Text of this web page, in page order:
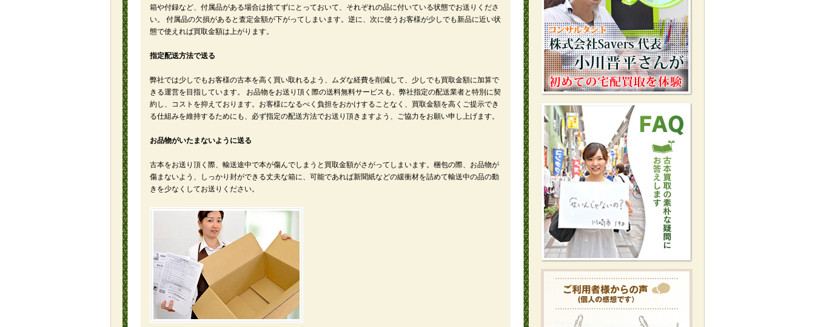
箱や付録など、付属品がある場合は捨てずにとっておいて、それぞれの品に付いている状態でお送りくださ
い。 付属品の欠損があると査定金額が下がってしまいます。逆に、次に使うお客様が少しでも新品に近い状
態で使えれば買取金額は上がります。
指定配送方法で送る
弊社では少しでもお客様の古本を高く買い取れるよう、ムダな経費を削減して、少しでも買取金額に加算で
きる運営を目指しています。 お品物をお送り頂く際の送料無料サービスも、弊社指定の配送業者と特別に契
約し、コストを抑えております。お客様になるべく負担をおかけすることなく、買取金額を高くご提示でき
る仕組みを維持するためにも、必ず指定の配送方法でお送り頂きますよう、ご協力をお願い申し上げます。
お品物がいたまないように送る
古本をお送り頂く際、輸送途中で本が傷んでしまうと買取金額がさがってしまいます。梱包の際、お品物が
傷まないよう、しっかり封ができる丈夫な箱に、可能であれば新聞紙などの緩衝材を詰めて輸送中の品の動
きを少なくしてお送りください。